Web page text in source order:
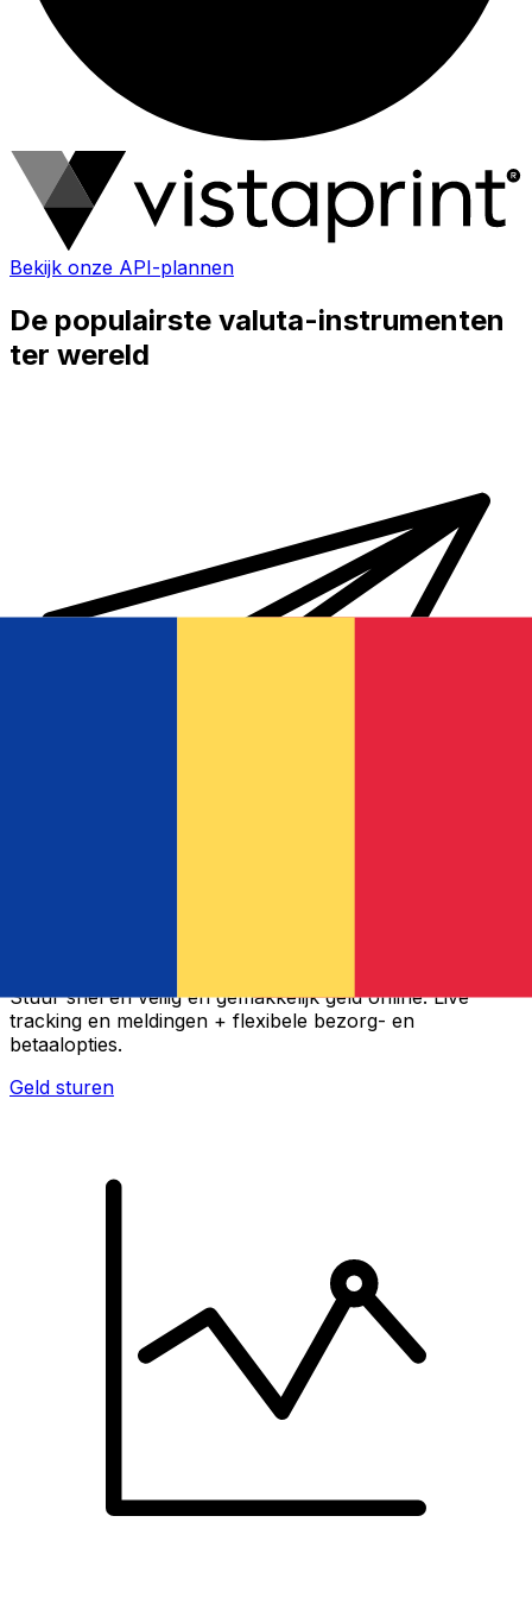
Bekijk onze API-plannen
De populairste valuta-instrumenten
ter wereld
Stuur snel en veilig en gemakkelijk geld online. Live
tracking en meldingen + flexibele bezorg- en
betaalopties.
Geld sturen